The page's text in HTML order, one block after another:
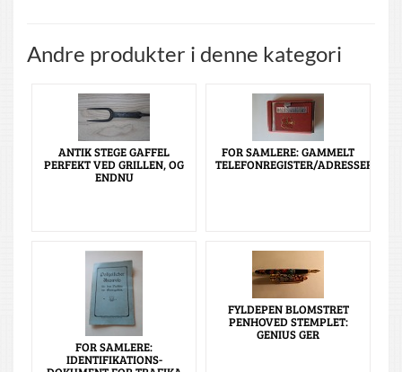
Andre produkter i denne kategori
ANTIK STEGE GAFFEL
PERFEKT VED GRILLEN, OG
ENDNU
FOR SAMLERE: GAMMELT
TELEFONREGISTER/ADRESSEREGIS
FOR SAMLERE:
IDENTIFIKATIONS-
FYLDEPEN BLOMSTRET
PENHOVED STEMPLET:
GENIUS GER